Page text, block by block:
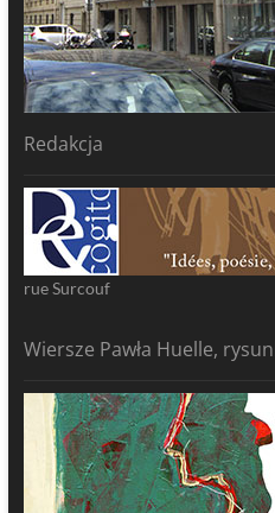
Redakcja
rue Surcouf
Wiersze Pawła Huelle,